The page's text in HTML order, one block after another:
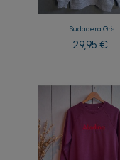
Sudadera Gris
Precio
29,95 €